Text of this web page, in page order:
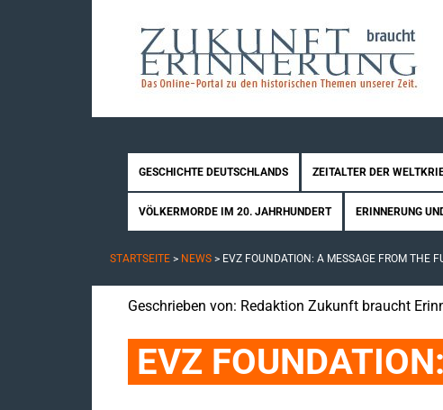
GESCHICHTE DEUTSCHLANDS ZEITALTER DER
VÖLKERMORDE IM 20. JAHRHUNDERT ERINNERUNG
STARTSEITE > NEWS > EVZ FOUNDATION: A MESSAGE FROM THE
Geschrieben von: Redaktion Zukunft braucht
EVZ